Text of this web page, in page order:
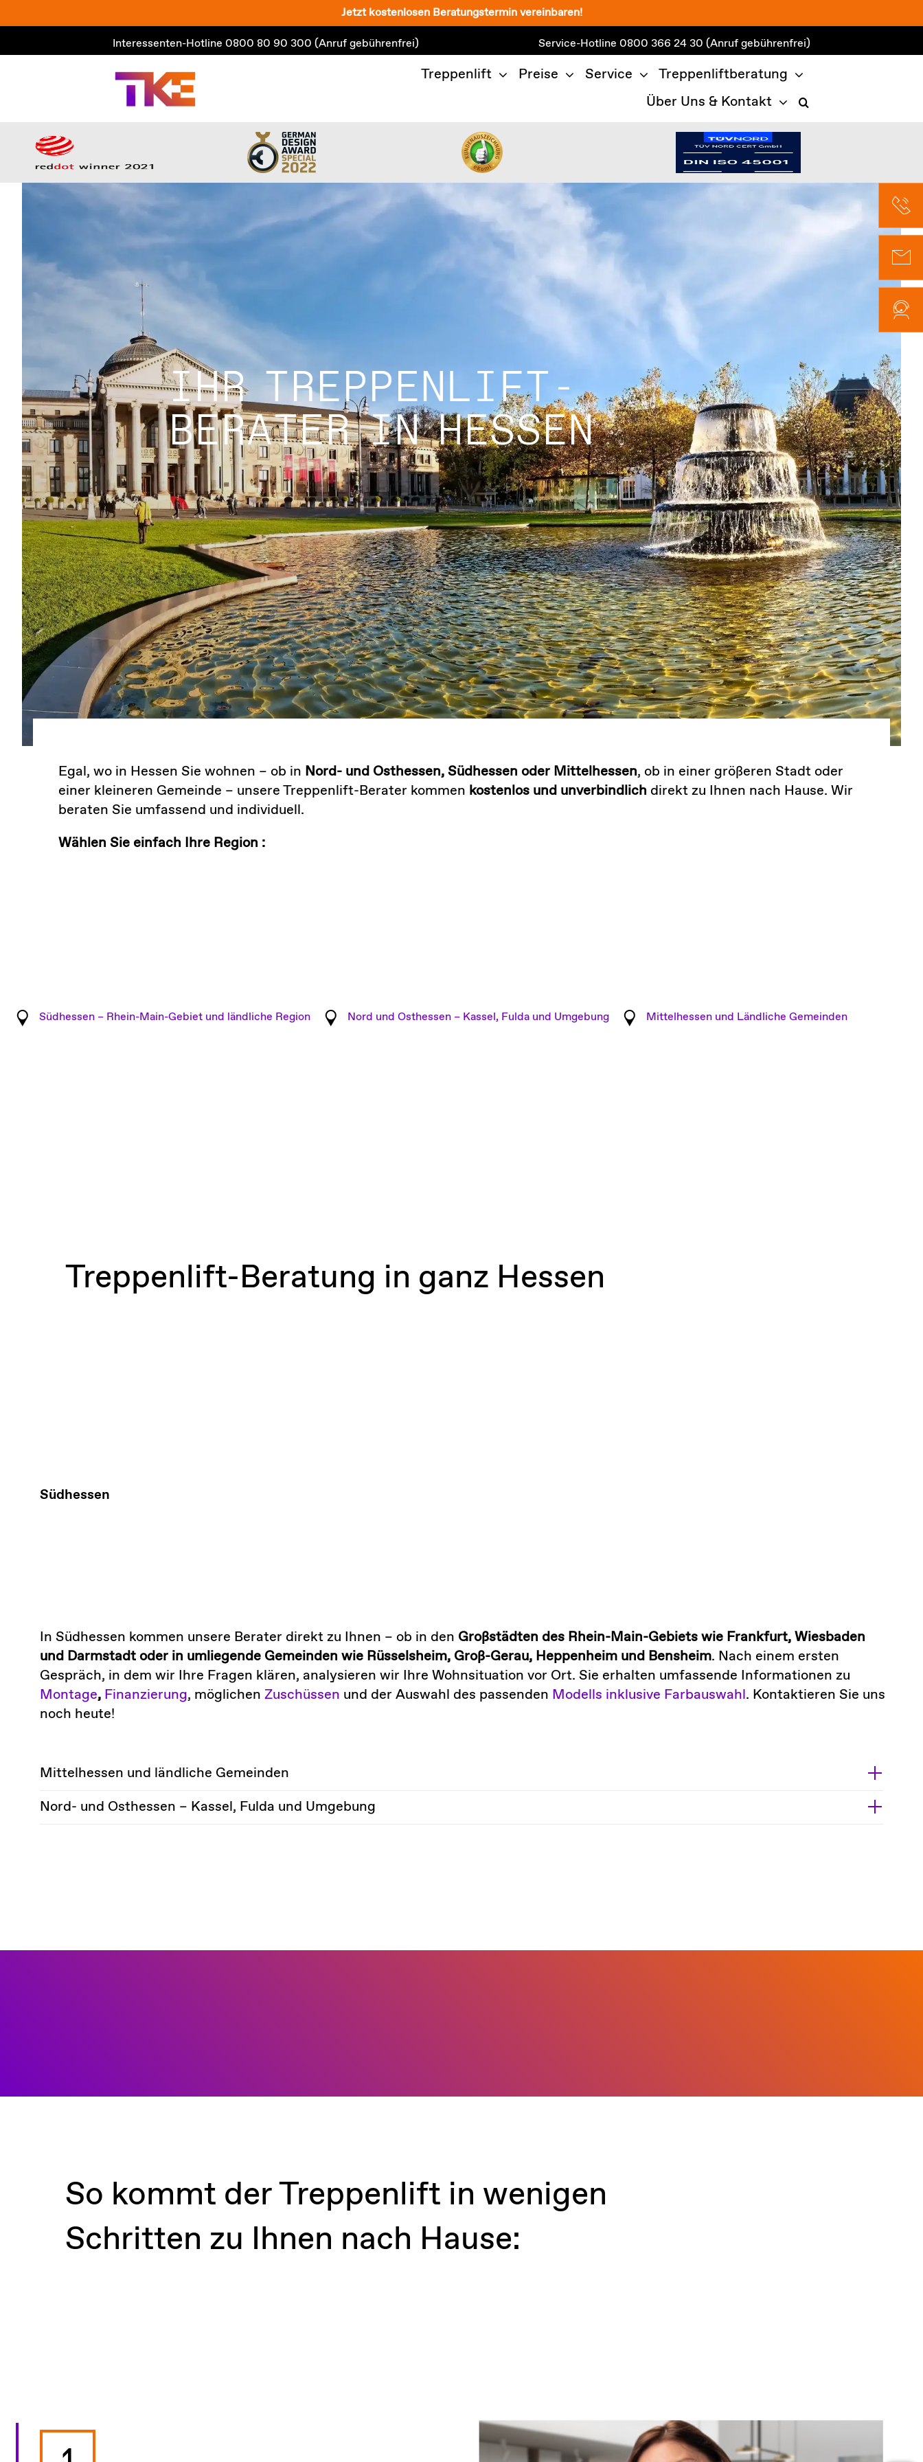
Inhalt
Jetzt kostenlosen Beratungstermin vereinbaren!
Interessenten-Hotline 0800 80 90 300 (Anruf gebührenfrei) Service-Hotline0800 366 24 30 (Anruf gebührenfrei)
Treppenlift Preise Service
Treppenliftberatung
Über Uns & Kontakt
IHR TREPPENLIFT-
BERATER IN HESSEN
Egal, wo in Hessen Sie wohnen – ob in Nord- und Osthessen, Südhessen oder Mittelhessen, ob in einer größeren Stadt oder
einer kleineren Gemeinde – unsere Treppenlift-Berater kommen kostenlos und unverbindlich direkt zu Ihnen nach Hause. Wir
beraten Sie umfassend und individuell.
Wählen Sie einfach Ihre Region :
Südhessen – Rhein-Main-Gebiet und ländliche Region Nord und Osthessen – Kassel, Fulda und Umgebung Mittelhessen und Ländliche Gemeinden
Treppenlift-Beratung in ganz Hessen
Südhessen
In Südhessen kommen unsere Berater direkt zu Ihnen – ob in den Großstädten des Rhein-Main-Gebiets wie Frankfurt, Wiesbaden
und Darmstadt oder in umliegende Gemeinden wie Rüsselsheim, Groß-Gerau, Heppenheim und Bensheim. Nach einem ersten
Gespräch, in dem wir Ihre Fragen klären, analysieren wir Ihre Wohnsituation vor Ort. Sie erhalten umfassende Informationen zu
Montage, Finanzierung, möglichen Zuschüssen und der Auswahl des passenden Modells inklusive Farbauswahl. Kontaktieren Sie uns
noch heute!
Mittelhessen und ländliche Gemeinden
Nord- und Osthessen – Kassel, Fulda und Umgebung
So kommt der Treppenlift in wenigen
Schritten zu Ihnen nach Hause: